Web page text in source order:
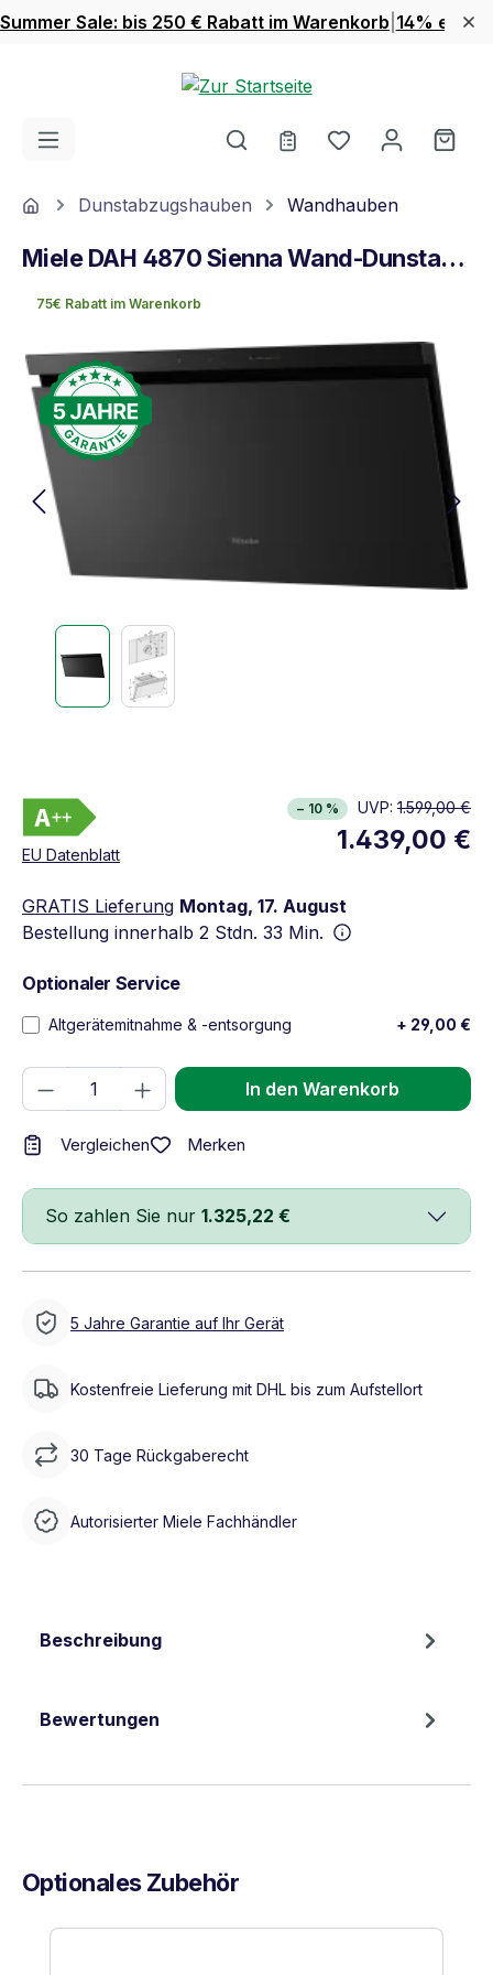
Zum Hauptinhalt springen
Summer Sale: bis 250 € Rabatt im Warenkorb 14% extra
Du hast 0
HomeDunstabzugshauben Wandhauben
Miele DAH 4870 Sienna Wand-Dunstabzugshaube Obsidianschwarz
75€ Rabatt im Warenkorb
Bildergalerie überspringen
Vollständiges Energielabel anzeigen
Energieklasse A++. Höchste bis niedrigste
EU DatenblattÖffnet in neuem Fenster
− 10 % UVP: 1.599,00 €
1.439,00 €
GRATIS Lieferung Montag, 17. August
Bestellung innerhalb 2 Stdn. 33 Min.
Optionaler Service
Altgerätemitnahme & -entsorgung + 29,00 €
Produkt Anzahl: Gib den gewünschten
In den Warenkorb
Vergleichen Merken
So zahlen Sie nur 1.325,22 €
5 Jahre Garantie auf Ihr Gerät
Kostenfreie Lieferung mit DHL bis zum Aufstellort
30 Tage Rückgaberecht
Autorisierter Miele Fachhändler
Beschreibung
Bewertungen
Optionales Zubehör
Produktgalerie überspringen